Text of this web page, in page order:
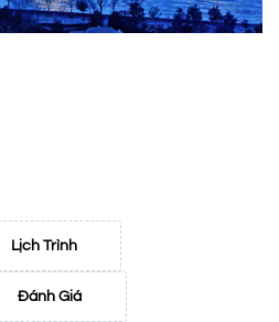
Lịch Trình
Đánh Giá